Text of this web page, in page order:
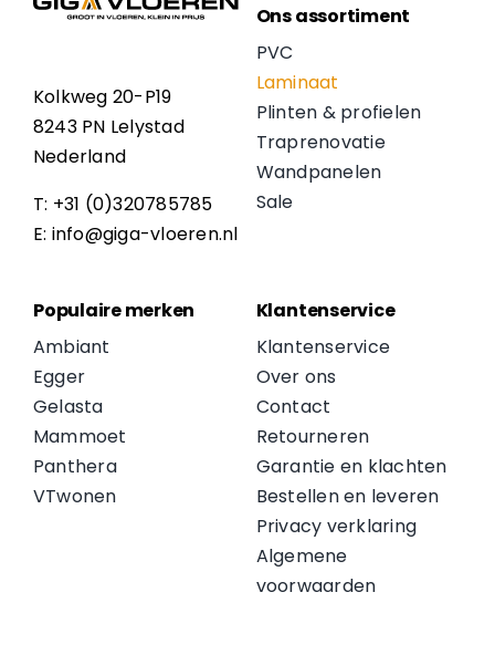
Kolkweg 20-P19
8243 PN Lelystad
Nederland
T: +31 (0)320785785
E: info@giga-vloeren.nl
Ons assortiment
PVC
Laminaat
Plinten & profielen
Traprenovatie
Wandpanelen
Sale
Populaire merken
Ambiant
Egger
Gelasta
Mammoet
Panthera
VTwonen
Klantenservice
Klantenservice
Over ons
Contact
Retourneren
Garantie en klachten
Bestellen en leveren
Privacy verklaring
Algemene
voorwaarden